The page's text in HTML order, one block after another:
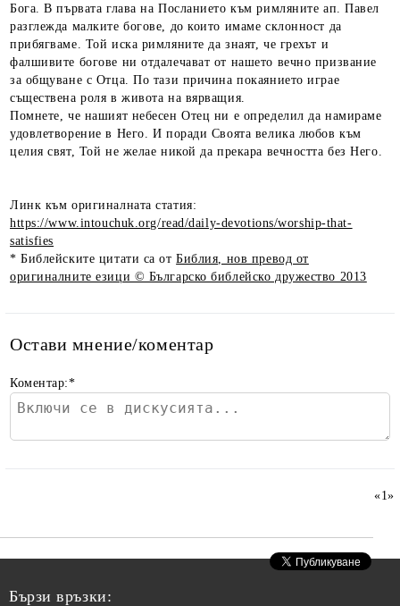
Бога. В първата глава на Посланието към римляните ап. Павел
разглежда малките богове, до които имаме склонност да
прибягваме. Той иска римляните да знаят, че грехът и
фалшивите богове ни отдалечават от нашето вечно призвание
за общуване с Отца. По тази причина покаянието играе
съществена роля в живота на вярващия.
Помнете, че нашият небесен Отец ни е определил да намираме
удовлетворение в Него. И поради Своята велика любов към
целия свят, Той не желае никой да прекара вечността без Него.
Линк към оригиналната статия:
https://www.intouchuk.org/read/daily-devotions/worship-that-
satisfies
* Библейските цитати са отБиблия, нов превод от
оригиналните езици © Българско библейско дружество 2013
Остави мнение/коментар
Коментар:*
«1»
Бързи връзки: